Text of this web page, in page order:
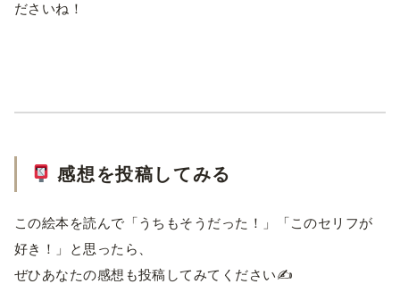
ださいね！
感想を投稿してみる
この絵本を読んで「うちもそうだった！」「このセリフが
好き！」と思ったら、
ぜひあなたの感想も投稿してみてください✍️